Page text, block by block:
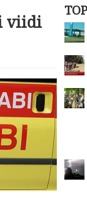
viidi